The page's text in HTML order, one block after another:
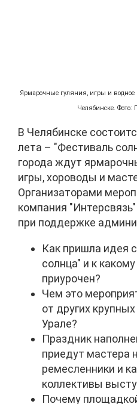
Ярмарочные гуляния, игры и водное
Челябинске.
В Челябинске
лета – "Фестиваль
города ждут
игры, хороводы и
Организаторами
компания
при поддержке
Как пришла идея
солнца" и к
приурочен?
Чем это
от других
Урале?
Праздник
приедут мастера
ремесленники и
коллективы
Почему